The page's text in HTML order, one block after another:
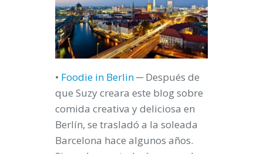
• Foodie in Berlin─ Después de
que Suzy creara este blog sobre
comida creativa y deliciosa en
Berlín, se trasladó a la soleada
Barcelona hace algunos años.